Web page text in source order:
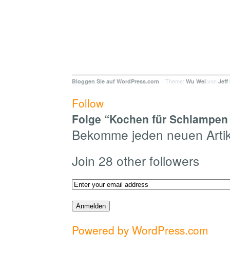
Bloggen Sie auf WordPress.com. | Theme: Wu Wei von Jeff
Follow
Folge “Kochen für
Bekomme jeden neuen
Join 28 other followers
Powered by WordPress.com